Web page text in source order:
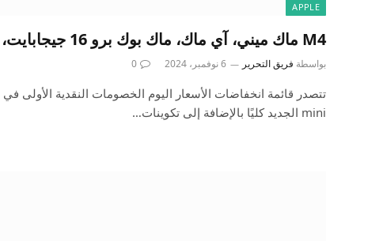
APPLE
M4 ماك ميني، آي ماك، ماك بوك برو 16 جيجابايت، more9to5Mac
بواسطة فريق التحرير 6 نوفمبر، 2024 0
mini الجديد كليًا بالإضافة إلى تكوينات…